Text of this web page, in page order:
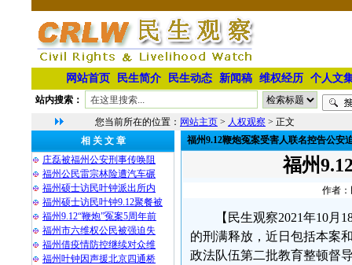
网站首页 民生简介 民生动态 新闻稿 维权经历 个人文
站内搜索：
您当前所在的位置： 网站主页 > 人权观察 > 正文
相 关 文 章
庄磊被福州公安刑事传唤阻
福州公民雷宗林险遭汽车碾
福州硕士访民叶钟派出所内
福州硕士访民叶钟9.12聚餐被
福州9.12“鞭炮”冤案5周年前
福州市六维权公民被强迫失
福州借疫情防控继续对众维
福州叶钟因声援北京四通桥
福州9.12鞭炮冤案受害人联名控告公安
福州
作者：
【民生观察2021年10
的刑满释放，近日包括本案
政法队伍第二批教育整顿督